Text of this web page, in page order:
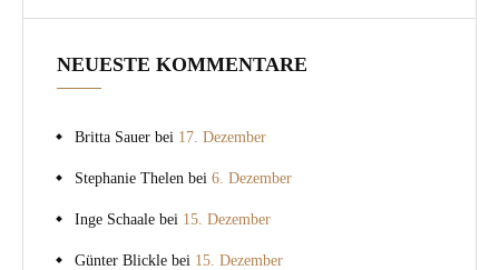
NEUESTE KOMMENTARE
Britta Sauer bei 17. Dezember
Stephanie Thelen bei 6. Dezember
Inge Schaale bei 15. Dezember
Günter Blickle bei 15. Dezember